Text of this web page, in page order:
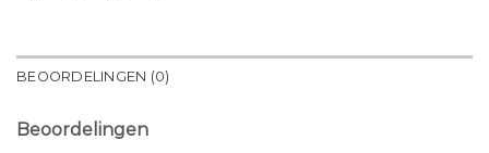
BEOORDELINGEN (0)
Beoordelingen